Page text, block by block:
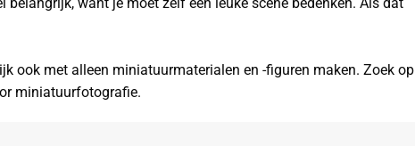
ook met alleen miniatuurmaterialen en -figuren maken. Zoek op
miniatuurfotografie.